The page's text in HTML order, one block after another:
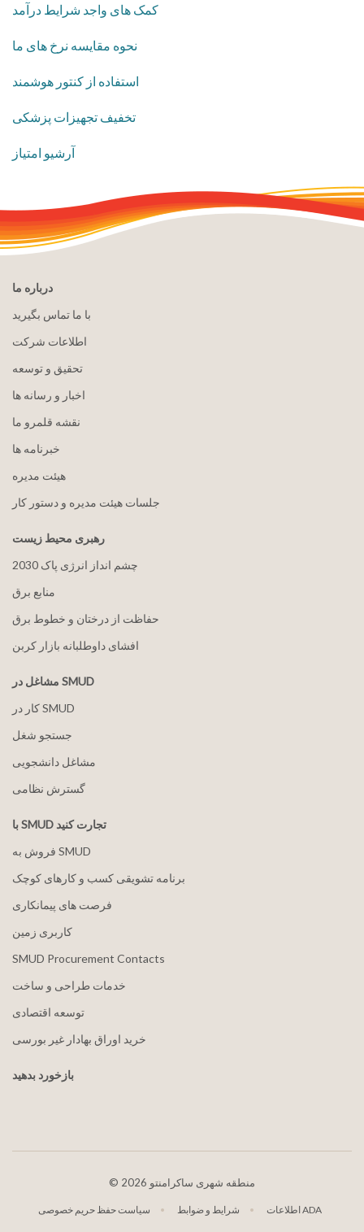
کمک های واجد شرایط درآمد
نحوه مقایسه نرخ های ما
استفاده از کنتور هوشمند
​تخفیف تجهیزات پزشکی
آرشیو امتیاز
درباره ما
با ما تماس بگیرید
اطلاعات شرکت
تحقیق و توسعه
اخبار و رسانه ها
نقشه قلمرو ما
خبرنامه ها
هيئت مدیره
جلسات هیئت مدیره و دستور کار
رهبری محیط زیست
2030 چشم انداز انرژی پاک
منابع برق
حفاظت از درختان و خطوط برق
افشای داوطلبانه بازار کربن
مشاغل در SMUD
کار در SMUD
جستجو شغل
مشاغل دانشجویی
گسترش نظامی
با SMUD تجارت کنید
فروش به SMUD
برنامه تشویقی کسب و کارهای کوچک
فرصت های پیمانکاری
کاربری زمین
SMUD Procurement Contacts
خدمات طراحی و ساخت
توسعه اقتصادی
خرید اوراق بهادار غیر بورسی
بازخورد بدهید
© 2026 منطقه شهری ساکرامنتو
سیاست حفظ حریم خصوصی شرایط و ضوابط اطلاعات ADA